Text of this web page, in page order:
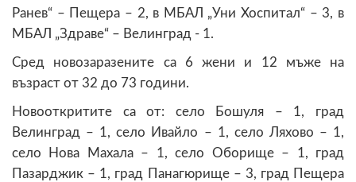
Ранев“ – Пещера – 2, в МБАЛ „Уни Хоспитал“ – 3, в
МБАЛ „Здраве“ – Велинград - 1.
Сред новозаразените са 6 жени и 12 мъже на
възраст от 32 до 73 години.
Новооткритите са от: село Бошуля – 1, град
Велинград – 1, село Ивайло – 1, село Ляхово – 1,
село Нова Махала – 1, село Оборище – 1, град
Пазарджик – 1, град Панагюрище – 3, град Пещера